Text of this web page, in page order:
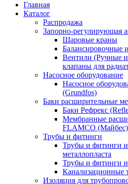
Главная
Каталог
Распродажа
Запорно-регулирующая
Шаровые краны
Балансировочные
Вентили (Ручные и
клапаны для
Насосное оборудование
Насосное
(Grundfos)
Баки расширительные
Баки Рефрекс
Мембранные
FLAMCO (Майбес)
Трубы и фитинги
Трубы и фитинги
металлопласта
Трубы и фитинги
Канализационные
Изоляция для